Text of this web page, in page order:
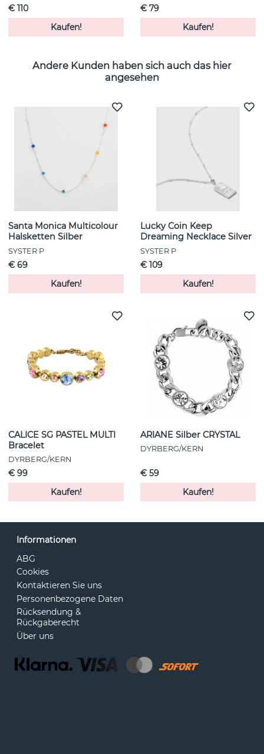
€ 110
Kaufen!
€ 79
Kaufen!
Andere Kunden haben sich auch das hier
angesehen
Santa Monica Multicolour
Halsketten Silber
SYSTER P
€ 69
Kaufen!
Lucky Coin Keep
Dreaming Necklace Silver
SYSTER P
€ 109
Kaufen!
CALICE SG PASTEL MULTI
Bracelet
DYRBERG/KERN
€ 99
Kaufen!
ARIANE Silber CRYSTAL
DYRBERG/KERN
€ 59
Kaufen!
Informationen
ABG
Cookies
Kontaktieren Sie uns
Personenbezogene Daten
Rücksendung &
Rückgaberecht
Über uns